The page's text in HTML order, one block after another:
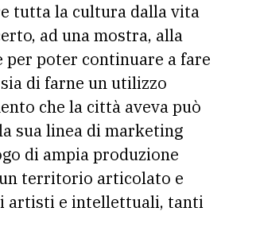
tutta la cultura dalla vita
ad una mostra, alla
per poter continuare a fare
di farne un utilizzo
che la città aveva può
sua linea di marketing
di ampia produzione
territorio articolato e
artisti e intellettuali, tanti